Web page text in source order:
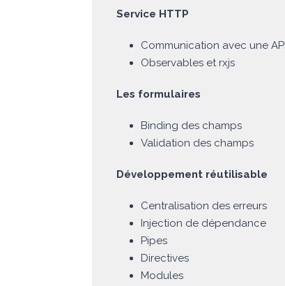
Service HTTP
Communication avec une API
Observables et rxjs
Les formulaires
Binding des champs
Validation des champs
Développement réutilisable
Centralisation des erreurs
Injection de dépendance
Pipes
Directives
Modules